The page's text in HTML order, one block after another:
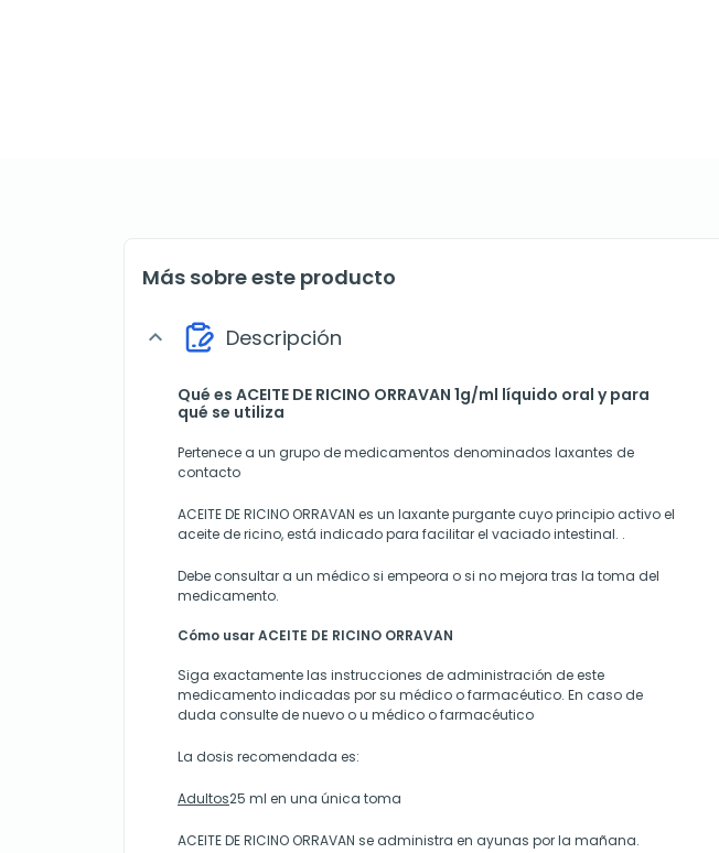
Más sobre este producto
expand_more Descripción
Qué es ACEITE DE RICINO ORRAVAN 1g/ml líquido oral y para
qué se utiliza
Pertenece a un grupo de medicamentos denominados laxantes de
contacto
ACEITE DE RICINO ORRAVAN es un laxante purgante cuyo principio activo el
aceite de ricino, está indicado para facilitar el vaciado intestinal. .
Debe consultar a un médico si empeora o si no mejora tras la toma del
medicamento.
Cómo usar ACEITE DE RICINO ORRAVAN
Siga exactamente las instrucciones de administración de este
medicamento indicadas por su médico o farmacéutico. En caso de
duda consulte de nuevo o u médico o farmacéutico
La dosis recomendada es:
Adultos25 ml en una única toma
ACEITE DE RICINO ORRAVAN se administra en ayunas por la mañana.